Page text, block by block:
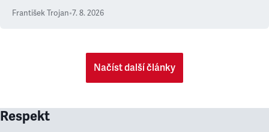
František Trojan•7. 8. 2026
Načíst další články
Respekt